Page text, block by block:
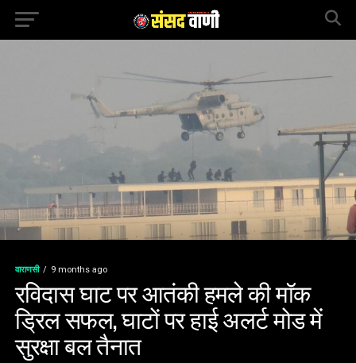
वाराणसी 9 months ago
रविदास घाट पर आतंकी हमले की मॉक
ड्रिल सफल, घाटों पर हाई अलर्ट मोड में
सुरक्षा बल तैनात